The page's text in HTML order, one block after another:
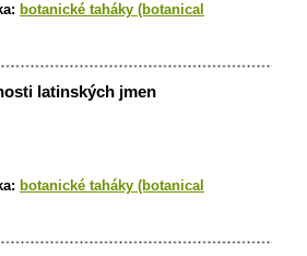
botanické taháky (botanical
latinských jmen
botanické taháky (botanical